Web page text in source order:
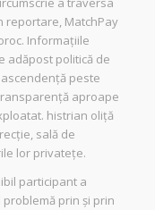
reportare, MatchPay
Informațiile
adăpost politică de
peste
aproape
histrian oliță
sală de
lor privatețe.
participant a
prin și prin